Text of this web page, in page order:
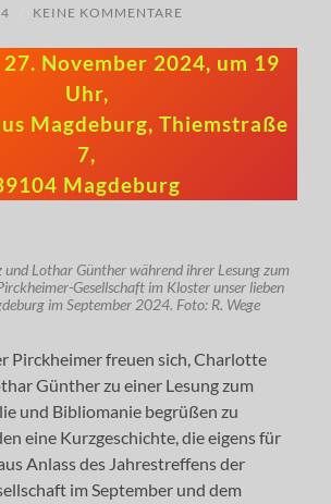
KEINE KOMMENTARE
November 2024, um 19
Uhr,
Magdeburg, Thiemstraße
7,
Magdeburg
Lothar Günther während ihrer Lesung zum
Gesellschaft im Kloster unser lieben
im September 2024. Foto: R. Wege
Pirckheimer freuen sich, Charlotte
Günther zu einer Lesung zum
und Bibliomanie begrüßen zu
eine Kurzgeschichte, die eigens für
Anlass des Jahrestreffens der
im September und dem